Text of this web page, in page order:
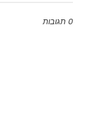
0 תגובות